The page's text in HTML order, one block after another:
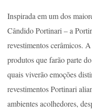
Inspirada em um dos
Cândido Portinari – a
revestimentos cerâmicos.
produtos que farão parte
quais viverão emoções
revestimentos Portinari
ambientes acolhedores,